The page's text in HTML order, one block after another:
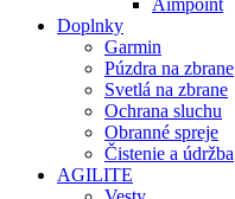
Aimpoint
Doplnky
Garmin
Púzdra na zbrane
Svetlá na zbrane
Ochrana sluchu
Obranné spreje
Čistenie a údržba
AGILITE